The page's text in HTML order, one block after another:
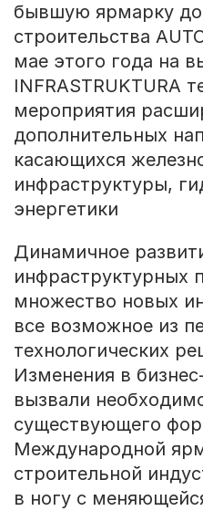
бывшую ярмарку
строительства
мае этого года на
INFRASTRUKTURA
мероприятия
дополнительных
касающихся
инфраструктуры,
энергетики
Динамичное
инфраструктурных
множество новых
все возможное из
технологических
Изменения в
вызвали
существующего
Международной
строительной
в ногу с